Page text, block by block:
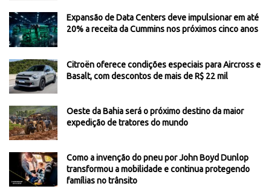
Expansão de Data Centers deve impulsionar em até
20% a receita da Cummins nos próximos cinco anos
Citroën oferece condições especiais para Aircross e
Basalt, com descontos de mais de R$ 22 mil
Oeste da Bahia será o próximo destino da maior
expedição de tratores do mundo
Como a invenção do pneu por John Boyd Dunlop
transformou a mobilidade e continua protegendo
famílias no trânsito